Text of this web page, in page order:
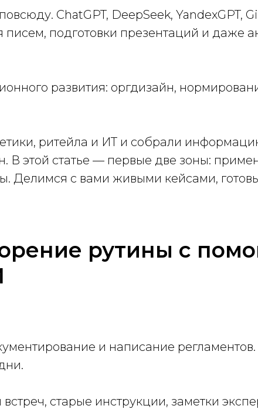
ChatGPT, DeepSeek, YandexGPT,
подготовки презентаций и даже
развития: оргдизайн,
ритейла и ИТ и собрали
В этой статье — первые две зоны:
Делимся с вами живыми кейсами,
рутины с
и написание регламентов.
старые инструкции, заметки